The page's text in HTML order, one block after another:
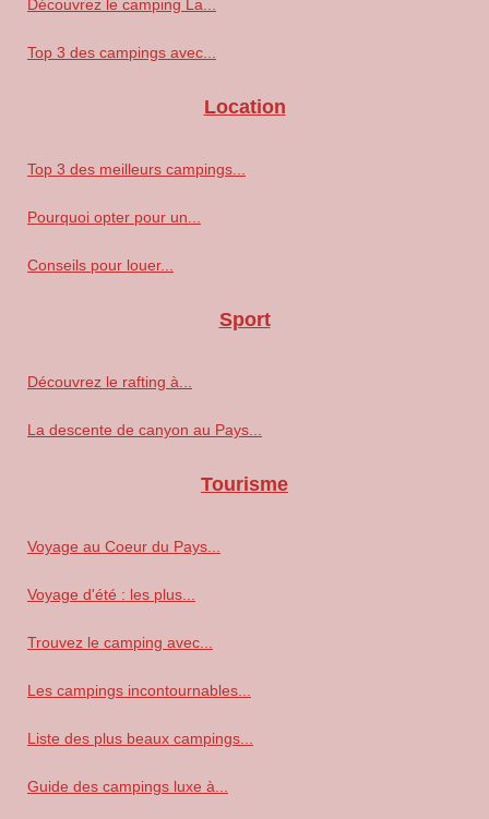
Découvrez le camping La...
Top 3 des campings avec...
Location
Top 3 des meilleurs campings...
Pourquoi opter pour un...
Conseils pour louer...
Sport
Découvrez le rafting à...
La descente de canyon au Pays...
Tourisme
Voyage au Coeur du Pays...
Voyage d'été : les plus...
Trouvez le camping avec...
Les campings incontournables...
Liste des plus beaux campings...
Guide des campings luxe à...